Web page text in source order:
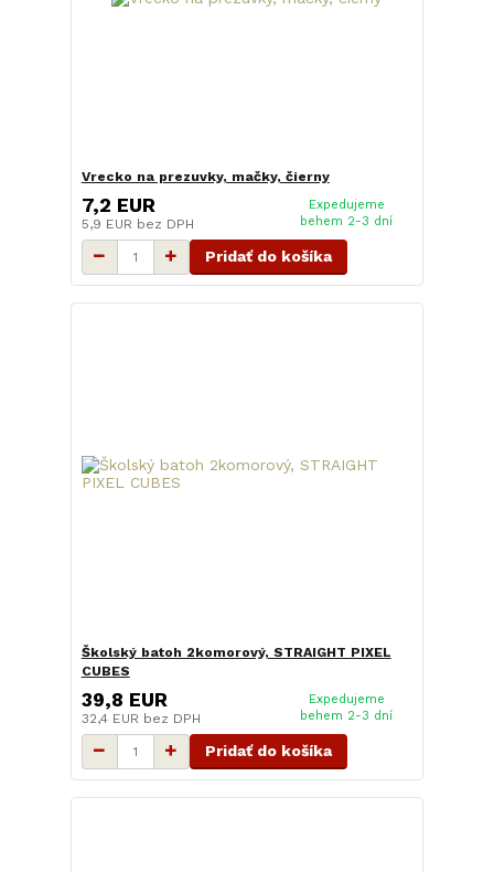
Vrecko na prezuvky, mačky, čierny
7,2 EUR
5,9 EUR bez DPH
Expedujeme
behem 2-3 dní
Pridať do košíka
Školský batoh 2komorový, STRAIGHT PIXEL
CUBES
39,8 EUR
32,4 EUR bez DPH
Expedujeme
behem 2-3 dní
Pridať do košíka